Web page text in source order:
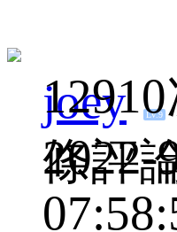
joey LV.9
條評
2022-